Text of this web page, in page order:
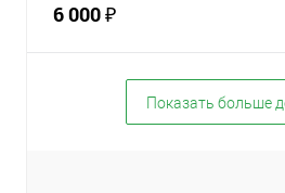
6 000 ₽
Показать больше